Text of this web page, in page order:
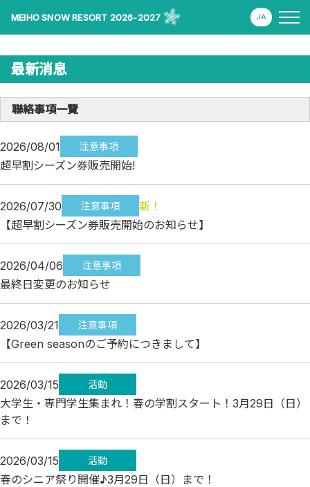
MEIHO SNOW RESORT 2026-2027
最新消息
聯絡事項一覽
2026/08/01 注意事項
超早割シーズン券販売開始!
2026/07/30 注意事項
新！
【超早割シーズン券販売開始のお知らせ】
2026/04/06 注意事項
最終日変更のお知らせ
2026/03/21 注意事項
【Green seasonのご予約につきまして】
2026/03/15 活動
大学生・専門学生集まれ！春の学割スタート！3月29日（日）
まで！
2026/03/15 活動
春のシニア祭り開催♪3月29日（日）まで！